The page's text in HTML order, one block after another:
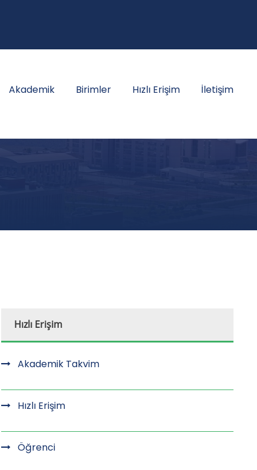
Akademik Birimler Hızlı Erişim İletişim
Hızlı Erişim
Akademik Takvim
Hızlı Erişim
Öğrenci